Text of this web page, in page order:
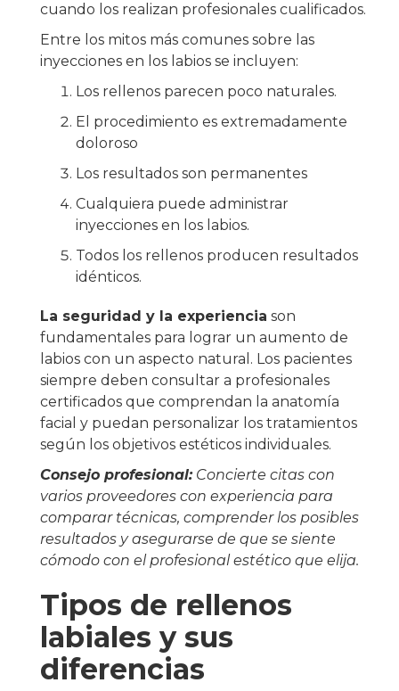
cuando los realizan profesionales cualificados.
Entre los mitos más comunes sobre las
inyecciones en los labios se incluyen:
Los rellenos parecen poco naturales.
El procedimiento es extremadamente
doloroso
Los resultados son permanentes
Cualquiera puede administrar
inyecciones en los labios.
Todos los rellenos producen resultados
idénticos.
La seguridad y la experiencia son
fundamentales para lograr un aumento de
labios con un aspecto natural. Los pacientes
siempre deben consultar a profesionales
certificados que comprendan la anatomía
facial y puedan personalizar los tratamientos
según los objetivos estéticos individuales.
Consejo profesional: Concierte citas con
varios proveedores con experiencia para
comparar técnicas, comprender los posibles
resultados y asegurarse de que se siente
cómodo con el profesional estético que elija.
Tipos de rellenos
labiales y sus
diferencias